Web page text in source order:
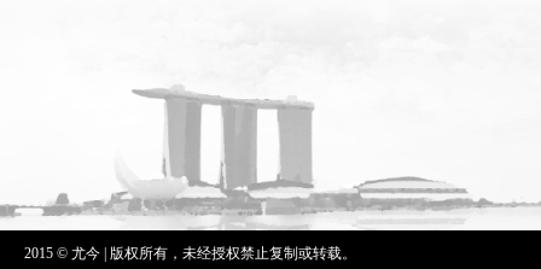
2015 © 尤今 | 版权所有，未经授权禁止复制或转载。